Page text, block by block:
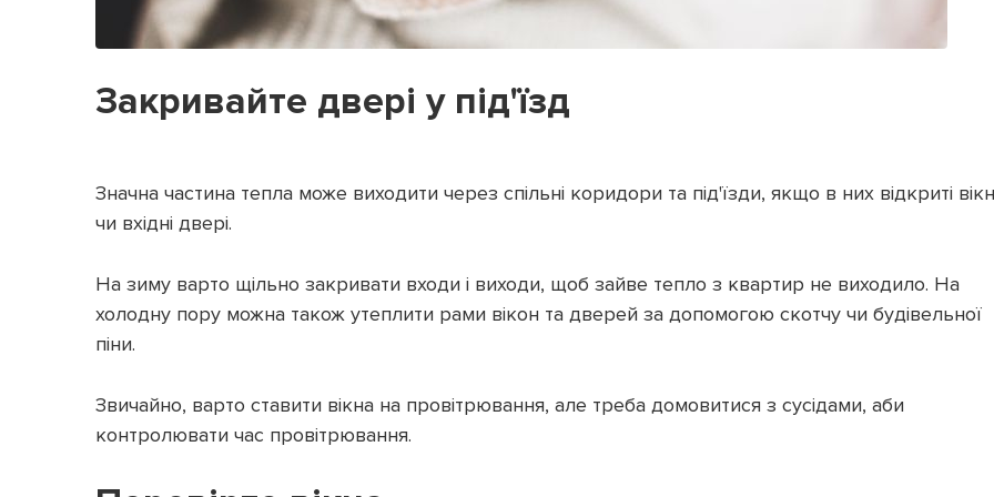
Закривайте двері у під'їзд
Значна частина тепла може виходити через спільні коридори та під'їзди, якщо в них відкриті
чи вхідні двері.
На зиму варто щільно закривати входи і виходи, щоб зайве тепло з квартир не виходило. На
холодну пору можна також утеплити рами вікон та дверей за допомогою скотчу чи будівельної
піни.
Звичайно, варто ставити вікна на провітрювання, але треба домовитися з сусідами, аби
контролювати час провітрювання.